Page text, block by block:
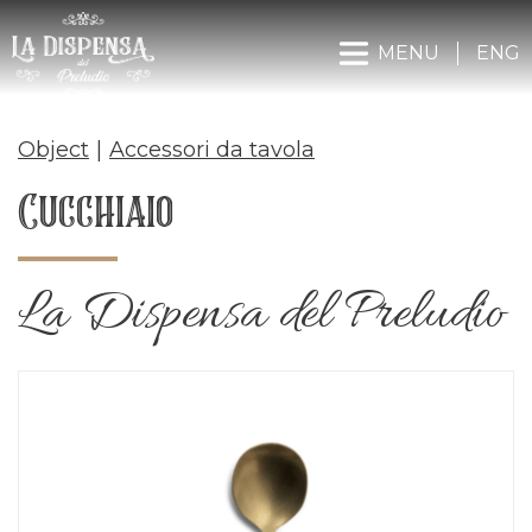
MENU ENG
Object Accessori da tavola
Cucchiaio
La Dispensa del Preludio